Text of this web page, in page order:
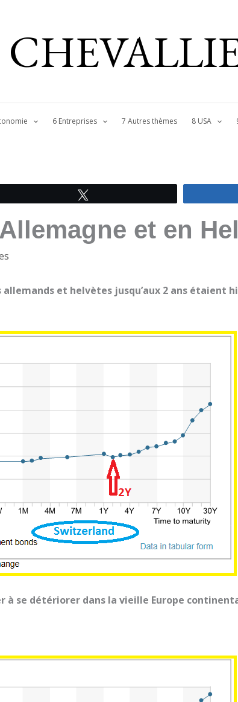
6 Entreprises 7 Autres thèmes 8 USA
et en
allemands et helvètes jusqu’aux 2 ans étaient
à se détériorer dans la vieille Europe